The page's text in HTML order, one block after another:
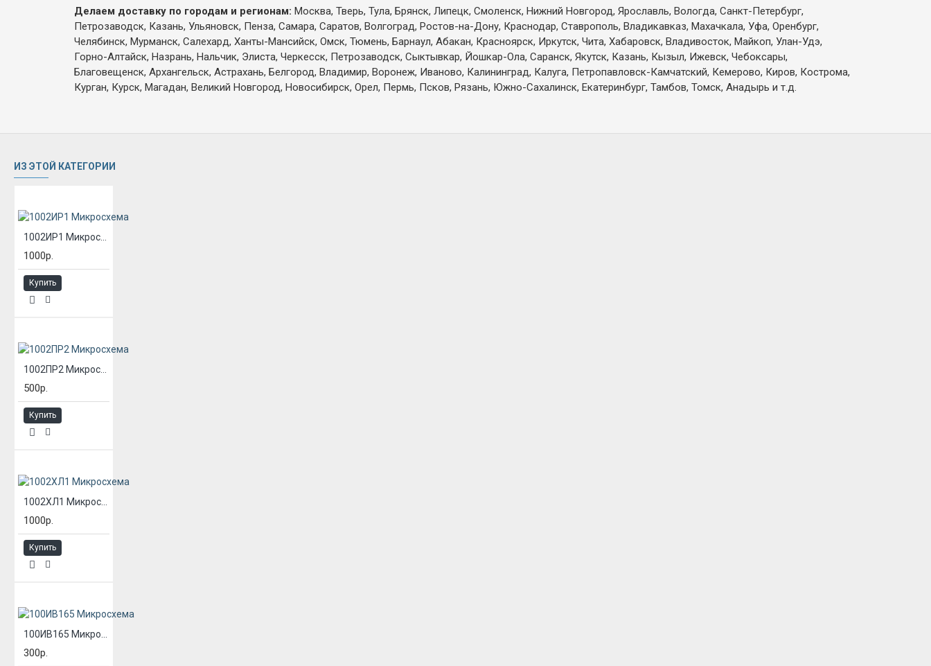
Делаем доставку по городам и регионам: Москва, Тверь, Тула, Брянск, Липецк, Смоленск, Нижний Новгород, Ярославль, Вологда, Санкт-Петербург,
Петрозаводск, Казань, Ульяновск, Пенза, Самара, Саратов, Волгоград, Ростов-на-Дону, Краснодар, Ставрополь, Владикавказ, Махачкала, Уфа, Оренбург,
Челябинск, Мурманск, Салехард, Ханты-Мансийск, Омск, Тюмень, Барнаул, Абакан, Красноярск, Иркутск, Чита, Хабаровск, Владивосток, Майкоп, Улан-Удэ,
Горно-Алтайск, Назрань, Нальчик, Элиста, Черкесск, Петрозаводск, Сыктывкар, Йошкар-Ола, Саранск, Якутск, Казань, Кызыл, Ижевск, Чебоксары,
Благовещенск, Архангельск, Астрахань, Белгород, Владимир, Воронеж, Иваново, Калининград, Калуга, Петропавловск-Камчатский, Кемерово, Киров, Кострома,
Курган, Курск, Магадан, Великий Новгород, Новосибирск, Орел, Пермь, Псков, Рязань, Южно-Сахалинск, Екатеринбург, Тамбов, Томск, Анадырь и т.д.
ИЗ ЭТОЙ КАТЕГОРИИ
1000р.
Купить
500р.
Купить
1000р.
Купить
300р.